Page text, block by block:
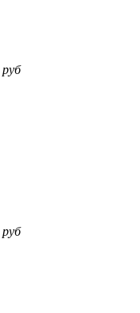
руб
руб